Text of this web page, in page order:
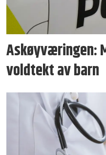
Askøyværingen:
voldtekt av barn